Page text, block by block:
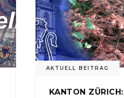
AKTUELL BEITRAG
KANTON ZÜRICH: